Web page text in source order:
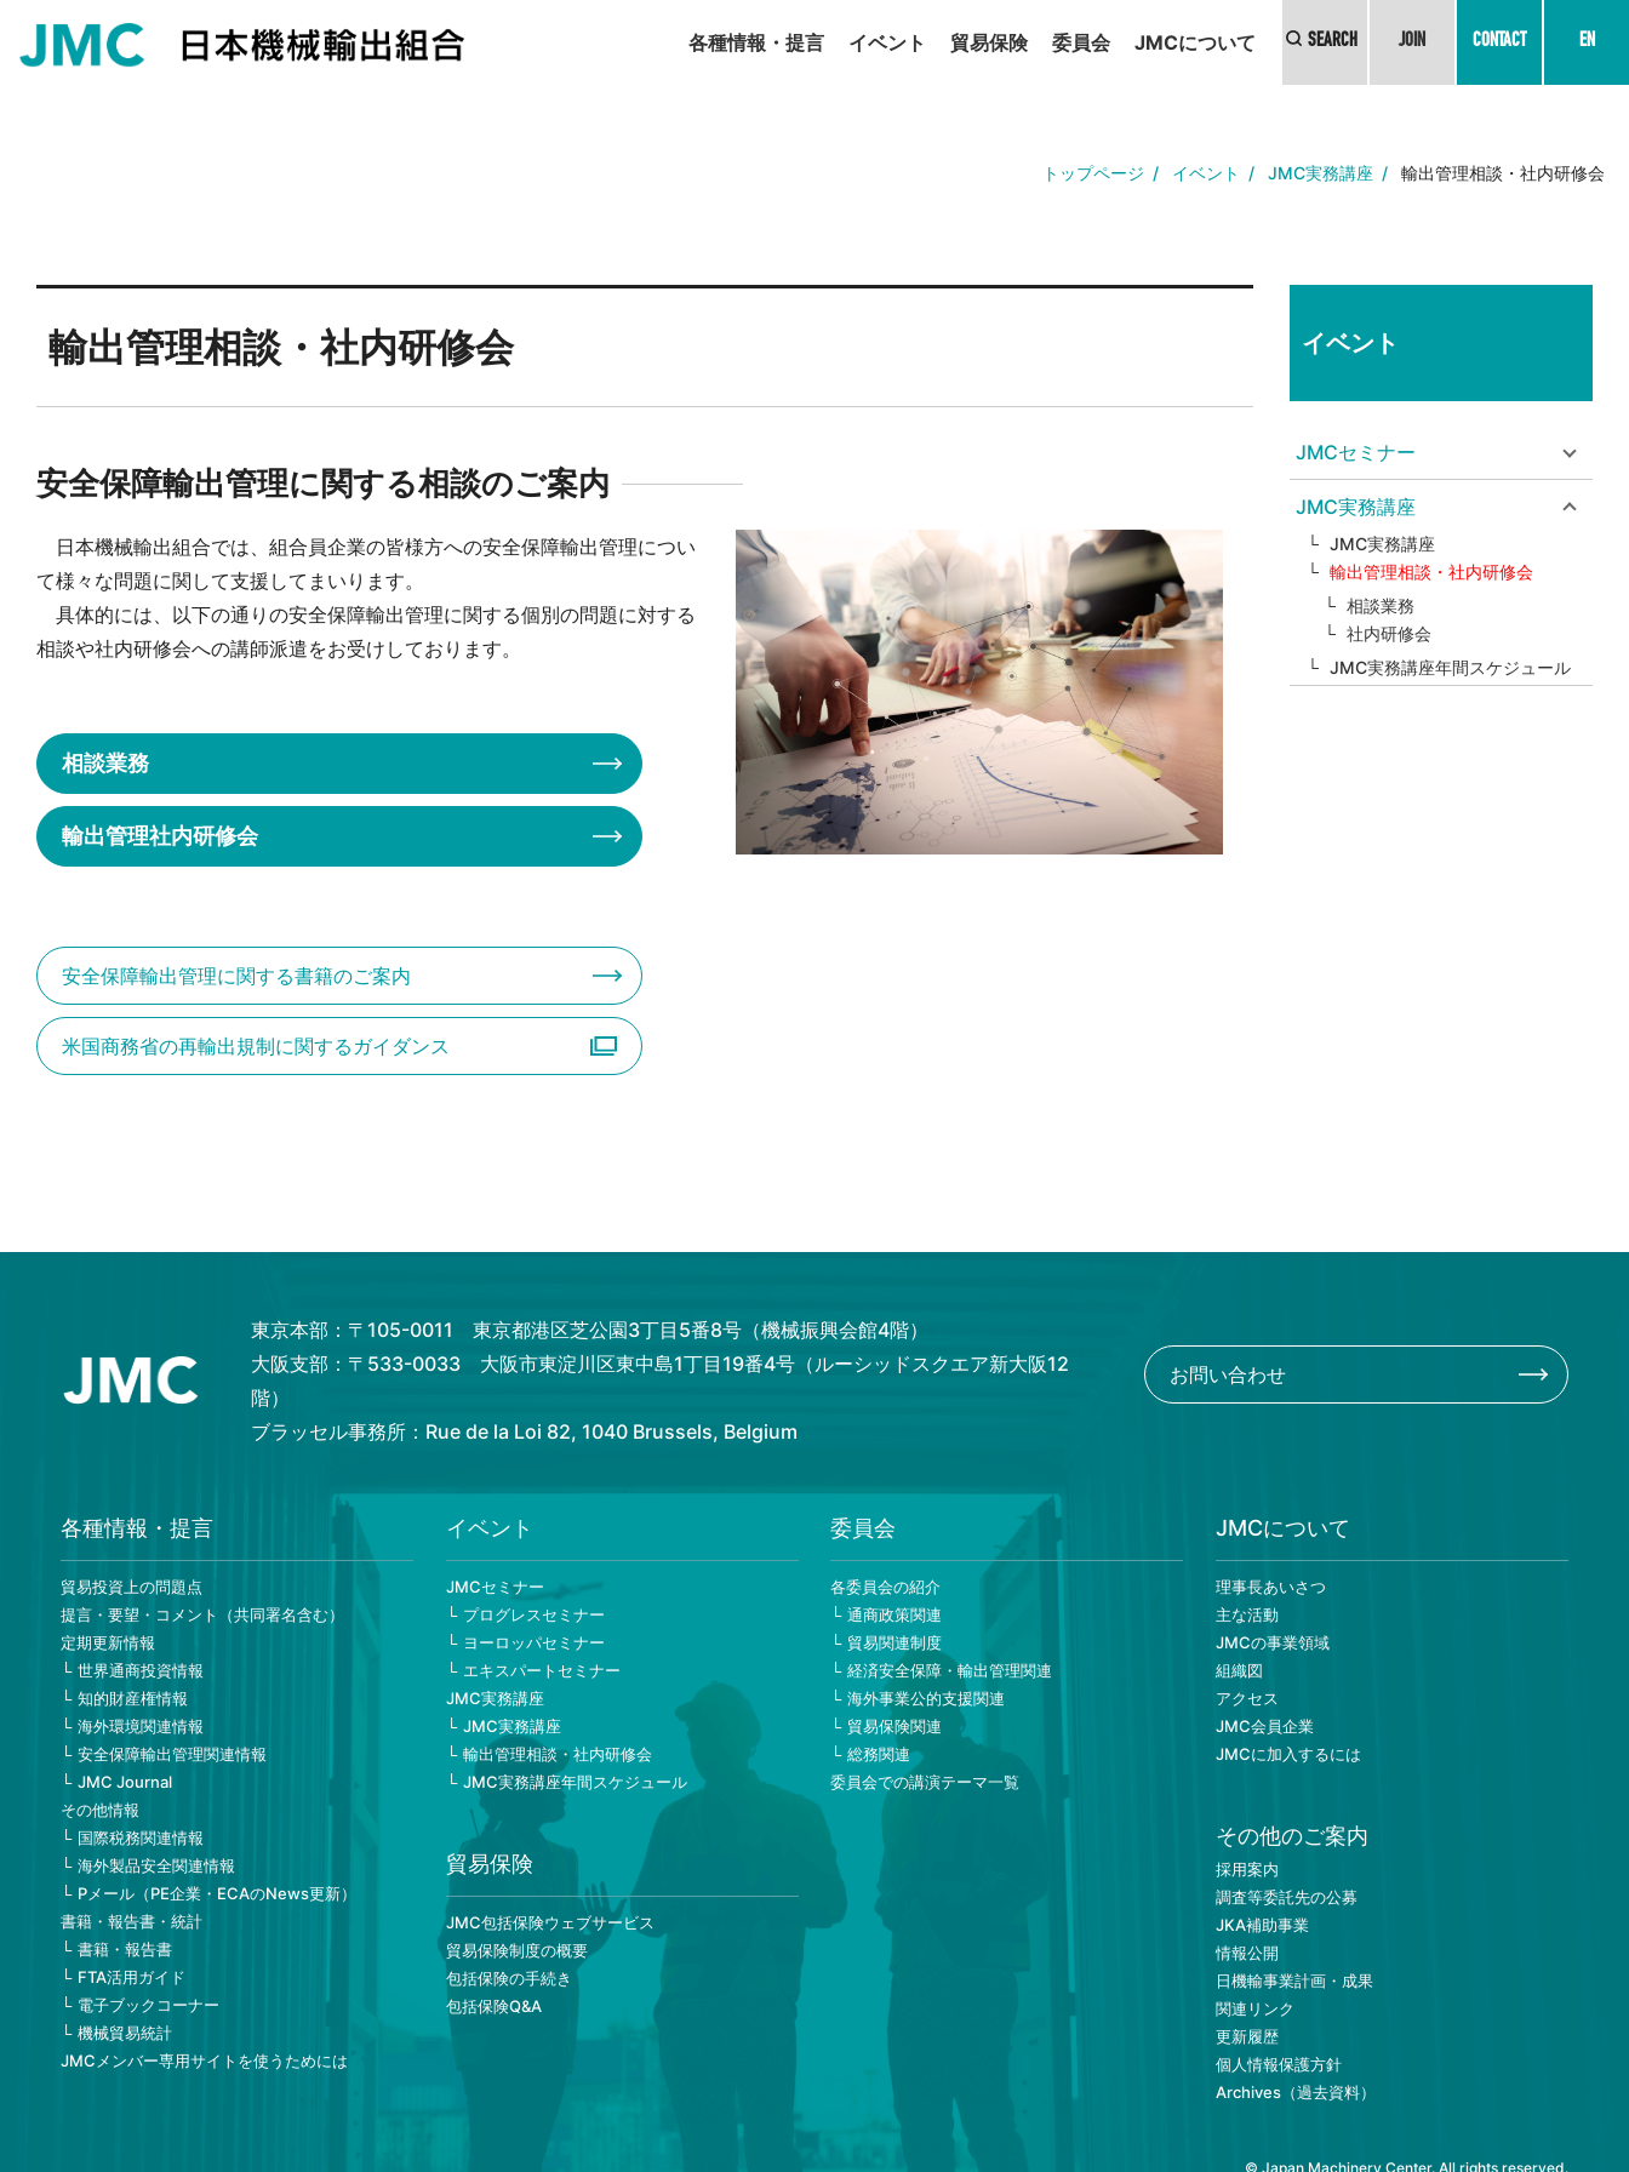
各種情報・提言 イベント 貿易保険 委員会 JMCについて SEARCH JOIN CONTACT EN
トップページ イベント JMC実務講座 輸出管理相談・社内研修会
輸出管理相談・社内研修会
安全保障輸出管理に関する相談のご案内
日本機械輸出組合では、組合員企業の皆様方への安全保障輸出管理につい
て様々な問題に関して支援してまいります。
具体的には、以下の通りの安全保障輸出管理に関する個別の問題に対する
相談や社内研修会への講師派遣をお受けしております。
相談業務
輸出管理社内研修会
安全保障輸出管理に関する書籍のご案内
米国商務省の再輸出規制に関するガイダンス
イベント
JMCセミナー
JMC実務講座
JMC実務講座
輸出管理相談・社内研修会
相談業務
社内研修会
JMC実務講座年間スケジュール
東京本部：〒105-0011 東京都港区芝公園3丁目5番8号（機械振興会館4階）
大阪支部：〒533-0033 大阪市東淀川区東中島1丁目19番4号（ルーシッドスクエア新大阪12
階）
ブラッセル事務所：Rue de la Loi 82, 1040 Brussels, Belgium
お問い合わせ
各種情報・提言
貿易投資上の問題点
提言・要望・コメント（共同署名含む）
定期更新情報
世界通商投資情報
知的財産権情報
海外環境関連情報
安全保障輸出管理関連情報
JMC Journal
その他情報
国際税務関連情報
海外製品安全関連情報
Pメール（PE企業・ECAのNews更新）
書籍・報告書・統計
書籍・報告書
FTA活用ガイド
電子ブックコーナー
機械貿易統計
JMCメンバー専用サイトを使うためには
イベント
JMCセミナー
プログレスセミナー
ヨーロッパセミナー
エキスパートセミナー
JMC実務講座
JMC実務講座
輸出管理相談・社内研修会
JMC実務講座年間スケジュール
貿易保険
JMC包括保険ウェブサービス
貿易保険制度の概要
包括保険の手続き
包括保険Q&A
委員会
各委員会の紹介
通商政策関連
貿易関連制度
経済安全保障・輸出管理関連
海外事業公的支援関連
貿易保険関連
総務関連
委員会での講演テーマ一覧
JMCについて
理事長あいさつ
主な活動
JMCの事業領域
組織図
アクセス
JMC会員企業
JMCに加入するには
その他のご案内
採用案内
調査等委託先の公募
JKA補助事業
情報公開
日機輸事業計画・成果
関連リンク
更新履歴
個人情報保護方針
Archives（過去資料）
© Japan Machinery Center. All rights reserved.